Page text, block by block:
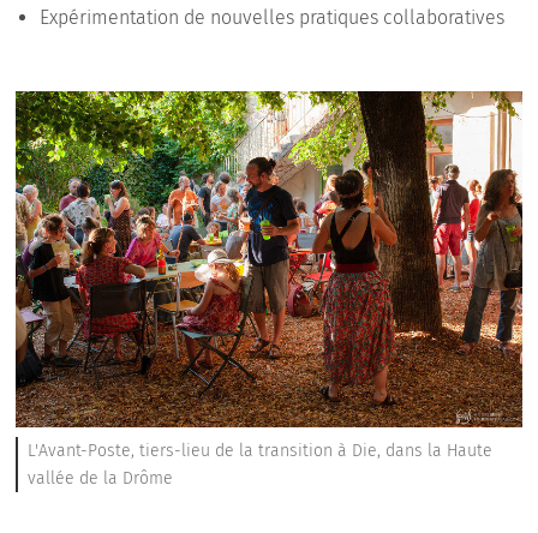
Expérimentation de nouvelles pratiques collaboratives
L'Avant-Poste, tiers-lieu de la transition à Die, dans la Haute
vallée de la Drôme